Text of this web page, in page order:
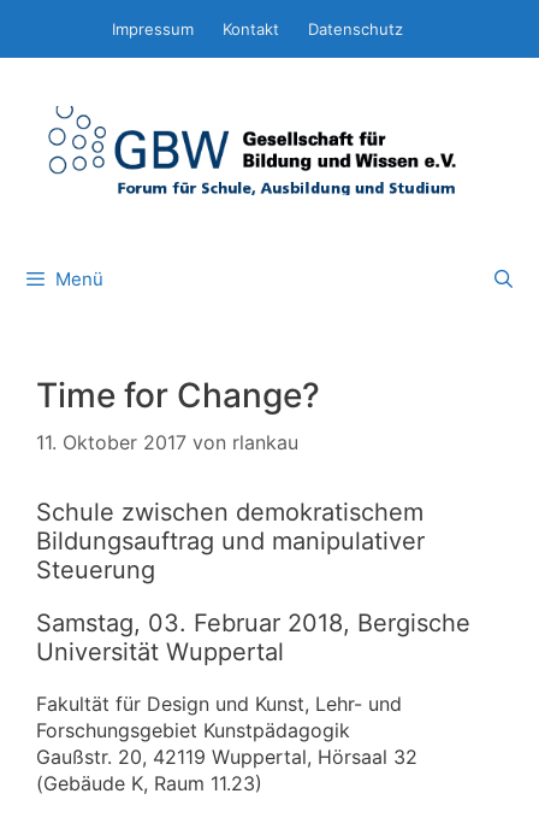
springen
Impressum Kontakt Datenschutz
Menü
Time for Change?
11. Oktober 2017 von rlankau
Schule zwischen demokratischem
Bildungsauftrag und manipulativer
Steuerung
Samstag, 03. Februar 2018, Bergische
Universität Wuppertal
Fakultät für Design und Kunst, Lehr- und
Forschungsgebiet Kunstpädagogik
Gaußstr. 20, 42119 Wuppertal, Hörsaal 32
(Gebäude K, Raum 11.23)